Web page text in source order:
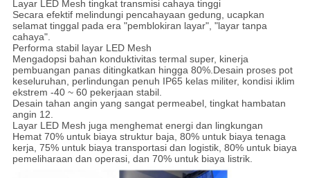
Layar LED Mesh tingkat transmisi cahaya tinggi
Secara efektif melindungi pencahayaan gedung, ucapkan
selamat tinggal pada era "pemblokiran layar", "layar tanpa
cahaya".
Performa stabil layar LED Mesh
Mengadopsi bahan konduktivitas termal super, kinerja
pembuangan panas ditingkatkan hingga 80%.Desain proses pot
keseluruhan, perlindungan penuh IP65 kelas militer, kondisi iklim
ekstrem -40 ~ 60 pekerjaan stabil.
Desain tahan angin yang sangat permeabel, tingkat hambatan
angin 12.
Layar LED Mesh juga menghemat energi dan lingkungan
Hemat 70% untuk biaya struktur baja, 80% untuk biaya tenaga
kerja, 75% untuk biaya transportasi dan logistik, 80% untuk biaya
pemeliharaan dan operasi, dan 70% untuk biaya listrik.